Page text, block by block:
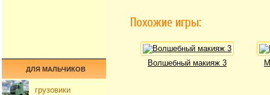
Похожие игры:
Волшебный макияж 3
ДЛЯ МАЛЬЧИКОВ
грузовики